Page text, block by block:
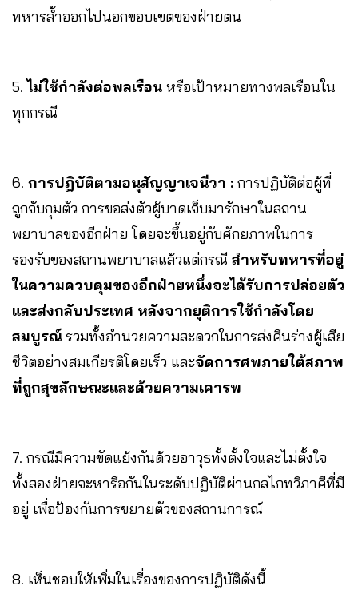
ทหารล้ำออกไปนอกขอบเขตของฝ่ายตน
5.ไม่ใช้กำลังต่อพลเรือน หรือเป้าหมายทางพลเรือนใน
ทุกกรณี
6. การปฏิบัติตามอนุสัญญาเจนีวา : การปฏิบัติต่อผู้ที่
ถูกจับกุมตัว การขอส่งตัวผู้บาดเจ็บมารักษาในสถาน
พยาบาลของอีกฝ่าย โดยจะขึ้นอยู่กับศักยภาพในการ
รองรับของสถานพยาบาลแล้วแต่กรณี สำหรับทหารที่อยู่
ในความควบคุมของอีกฝ่ายหนึ่งจะได้รับการปล่อยตัว
และส่งกลับประเทศ หลังจากยุติการใช้กำลังโดย
สมบูรณ์ รวมทั้งอำนวยความสะดวกในการส่งคืนร่างผู้เสีย
ชีวิตอย่างสมเกียรติโดยเร็ว และจัดการศพภายใต้สภาพ
ที่ถูกสุขลักษณะและด้วยความเคารพ
7. กรณีมีความขัดแย้งกันด้วยอาวุธทั้งตั้งใจและไม่ตั้งใจ
ทั้งสองฝ่ายจะหารือกันในระดับปฏิบัติผ่านกลไกทวิภาคีที่มี
อยู่ เพื่อป้องกันการขยายตัวของสถานการณ์
8. เห็นชอบให้เพิ่มในเรื่องของการปฏิบัติดังนี้